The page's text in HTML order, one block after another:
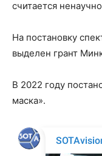
считается
На постановку
выделен грант
В 2022 году
маска».